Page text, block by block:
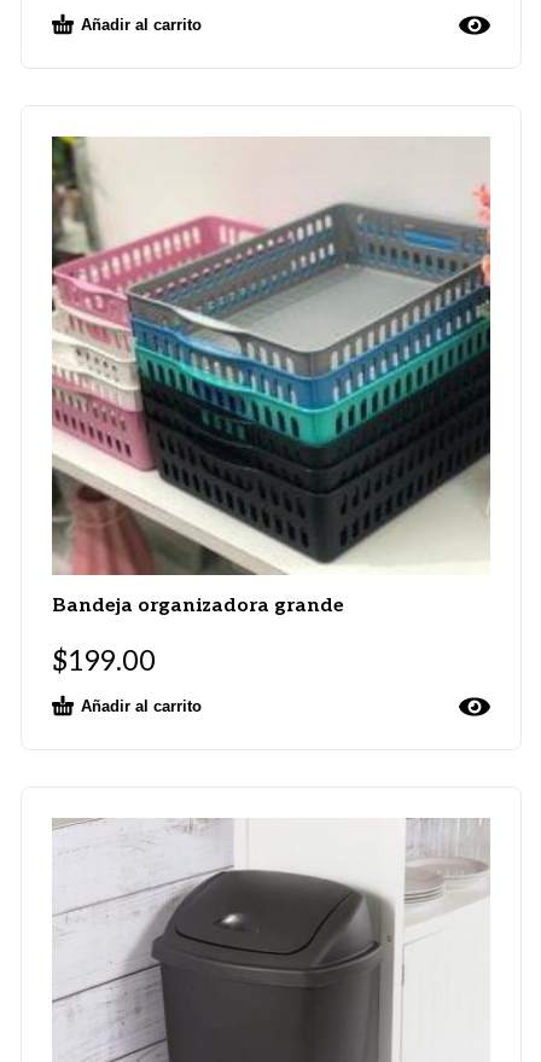
Añadir al carrito
Bandeja organizadora grande
$199.00
Añadir al carrito